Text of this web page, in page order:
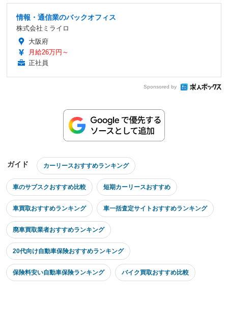
情報・通信業のバックオフィス
株式会社ミライロ
大阪府
月給26万円～
正社員
Sponsored by
ガイド カーリースおすすめランキング
車のサブスクおすすめ比較 短期カーリースおすすめ
車買取おすすめランキング 車一括査定サイトおすすめランキング
廃車買取業者おすすめランキング
20代向け自動車保険おすすめランキング
保険料安い自動車保険ランキング バイク買取おすすめ比較